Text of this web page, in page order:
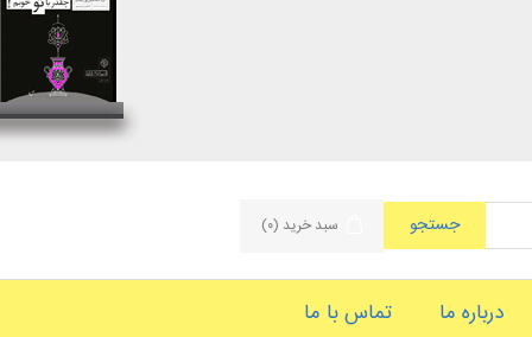
جستجو سبد خرید (۰)
درباره ما تماس با ما